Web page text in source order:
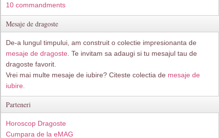
10 commandments
Mesaje de dragoste
De-a lungul timpului, am construit o colectie impresionanta de
mesaje de dragoste . Te invitam sa adaugi si tu mesajul tau de
dragoste favorit.
Vrei mai multe mesaje de iubire? Citeste colectia de mesaje de
iubire.
Parteneri
Horoscop Dragoste
Cumpara de la eMAG